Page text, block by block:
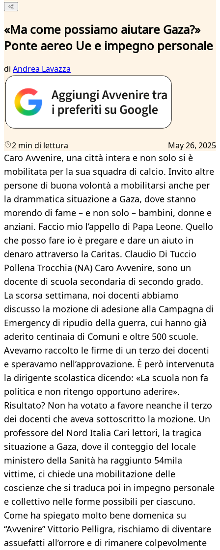
«Ma come possiamo aiutare Gaza?»
Ponte aereo Ue e impegno personale
di Andrea Lavazza
2 min di lettura May 26, 2025
Caro Avvenire, una città intera e non solo si è
mobilitata per la sua squadra di calcio. Invito altre
persone di buona volontà a mobilitarsi anche per
la drammatica situazione a Gaza, dove stanno
morendo di fame – e non solo – bambini, donne e
anziani. Faccio mio l’appello di Papa Leone. Quello
che posso fare io è pregare e dare un aiuto in
denaro attraverso la Caritas. Claudio Di Tuccio
Pollena Trocchia (NA) Caro Avvenire, sono un
docente di scuola secondaria di secondo grado.
La scorsa settimana, noi docenti abbiamo
discusso la mozione di adesione alla Campagna di
Emergency di ripudio della guerra, cui hanno già
aderito centinaia di Comuni e oltre 500 scuole.
Avevamo raccolto le firme di un terzo dei docenti
e speravamo nell’approvazione. È però intervenuta
la dirigente scolastica dicendo: «La scuola non fa
politica e non ritengo opportuno aderire».
Risultato? Non ha votato a favore neanche il terzo
dei docenti che aveva sottoscritto la mozione. Un
professore del Nord Italia Cari lettori, la tragica
situazione a Gaza, dove il conteggio del locale
ministero della Sanità ha raggiunto 54mila
vittime, ci chiede una mobilitazione delle
coscienze che si traduca poi in impegno personale
e collettivo nelle forme possibili per ciascuno.
Come ha spiegato molto bene domenica su
“Avvenire” Vittorio Pelligra, rischiamo di diventare
assuefatti all’orrore e di rimanere colpevolmente